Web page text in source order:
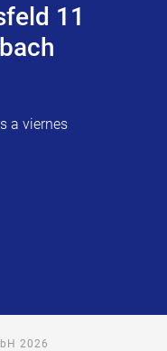
11
a viernes
2026